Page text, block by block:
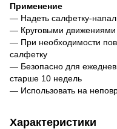
Применение
— Надеть салфетку-
— Круговыми движениями
— При необходимости
салфетку
— Безопасно для
старше 10 недель
— Использовать на
Характеристики